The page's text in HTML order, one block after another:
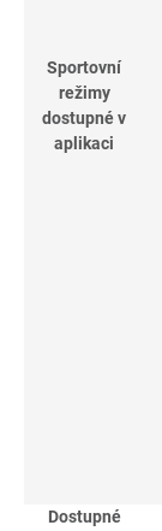
Sportovní
režimy
dostupné v
aplikaci
Dostupné